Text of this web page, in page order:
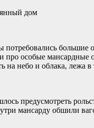
дом
про особые мансардные
на небо и облака, лежа
предусмотреть
мансарду обшили